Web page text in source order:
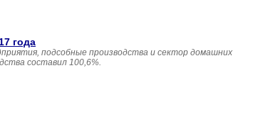
года
подсобные производства и сектор домашних
составил 100,6%.